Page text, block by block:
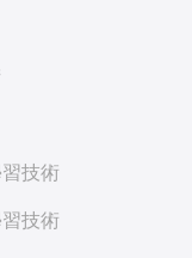
技術
技術